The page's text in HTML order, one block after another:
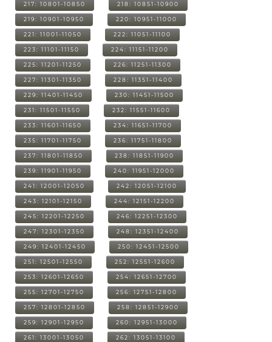
217: 10801-10850 218: 10851-10900
219: 10901-10950 220: 10951-11000
221: 11001-11050 222: 11051-11100
223: 11101-11150 224: 11151-11200
225: 11201-11250 226: 11251-11300
227: 11301-11350 228: 11351-11400
229: 11401-11450 230: 11451-11500
231: 11501-11550 232: 11551-11600
233: 11601-11650 234: 11651-11700
235: 11701-11750 236: 11751-11800
237: 11801-11850 238: 11851-11900
239: 11901-11950 240: 11951-12000
241: 12001-12050 242: 12051-12100
243: 12101-12150 244: 12151-12200
245: 12201-12250 246: 12251-12300
247: 12301-12350 248: 12351-12400
249: 12401-12450 250: 12451-12500
251: 12501-12550 252: 12551-12600
253: 12601-12650 254: 12651-12700
255: 12701-12750 256: 12751-12800
257: 12801-12850 258: 12851-12900
259: 12901-12950 260: 12951-13000
261: 13001-13050 262: 13051-13100